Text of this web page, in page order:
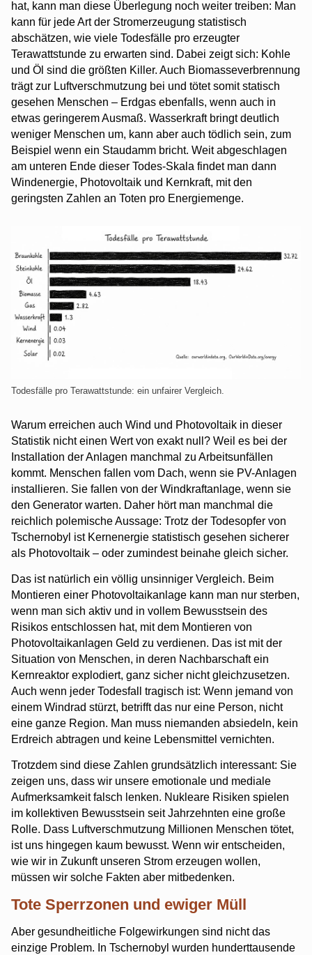
hat, kann man diese Überlegung noch weiter treiben: Man
kann für jede Art der Stromerzeugung statistisch
abschätzen, wie viele Todesfälle pro erzeugter
Terawattstunde zu erwarten sind. Dabei zeigt sich: Kohle
und Öl sind die größten Killer. Auch Biomasseverbrennung
trägt zur Luftverschmutzung bei und tötet somit statisch
gesehen Menschen – Erdgas ebenfalls, wenn auch in
etwas geringerem Ausmaß. Wasserkraft bringt deutlich
weniger Menschen um, kann aber auch tödlich sein, zum
Beispiel wenn ein Staudamm bricht. Weit abgeschlagen
am unteren Ende dieser Todes-Skala findet man dann
Windenergie, Photovoltaik und Kernkraft, mit den
geringsten Zahlen an Toten pro Energiemenge.
Todesfälle pro Terawattstunde: ein unfairer Vergleich.
Warum erreichen auch Wind und Photovoltaik in dieser
Statistik nicht einen Wert von exakt null? Weil es bei der
Installation der Anlagen manchmal zu Arbeitsunfällen
kommt. Menschen fallen vom Dach, wenn sie PV-Anlagen
installieren. Sie fallen von der Windkraftanlage, wenn sie
den Generator warten. Daher hört man manchmal die
reichlich polemische Aussage: Trotz der Todesopfer von
Tschernobyl ist Kernenergie statistisch gesehen sicherer
als Photovoltaik – oder zumindest beinahe gleich sicher.
Das ist natürlich ein völlig unsinniger Vergleich. Beim
Montieren einer Photovoltaikanlage kann man nur sterben,
wenn man sich aktiv und in vollem Bewusstsein des
Risikos entschlossen hat, mit dem Montieren von
Photovoltaikanlagen Geld zu verdienen. Das ist mit der
Situation von Menschen, in deren Nachbarschaft ein
Kernreaktor explodiert, ganz sicher nicht gleichzusetzen.
Auch wenn jeder Todesfall tragisch ist: Wenn jemand von
einem Windrad stürzt, betrifft das nur eine Person, nicht
eine ganze Region. Man muss niemanden absiedeln, kein
Erdreich abtragen und keine Lebensmittel vernichten.
Trotzdem sind diese Zahlen grundsätzlich interessant: Sie
zeigen uns, dass wir unsere emotionale und mediale
Aufmerksamkeit falsch lenken. Nukleare Risiken spielen
im kollektiven Bewusstsein seit Jahrzehnten eine große
Rolle. Dass Luftverschmutzung Millionen Menschen tötet,
ist uns hingegen kaum bewusst. Wenn wir entscheiden,
wie wir in Zukunft unseren Strom erzeugen wollen,
müssen wir solche Fakten aber mitbedenken.
Tote Sperrzonen und ewiger Müll
Aber gesundheitliche Folgewirkungen sind nicht das
einzige Problem. In Tschernobyl wurden hunderttausende